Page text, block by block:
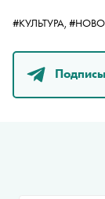
#КУЛЬТУРА,